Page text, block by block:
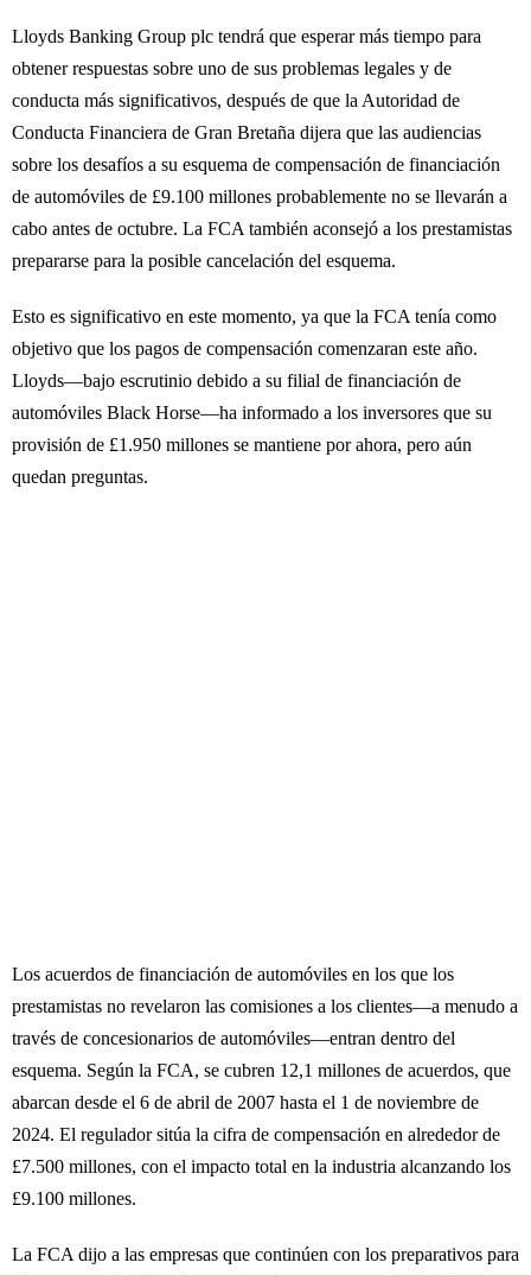
Lloyds Banking Group plc tendrá que esperar más tiempo para
obtener respuestas sobre uno de sus problemas legales y de
conducta más significativos, después de que la Autoridad de
Conducta Financiera de Gran Bretaña dijera que las audiencias
sobre los desafíos a su esquema de compensación de financiación
de automóviles de £9.100 millones probablemente no se llevarán a
cabo antes de octubre. La FCA también aconsejó a los prestamistas
prepararse para la posible cancelación del esquema.
Esto es significativo en este momento, ya que la FCA tenía como
objetivo que los pagos de compensación comenzaran este año.
Lloyds—bajo escrutinio debido a su filial de financiación de
automóviles Black Horse—ha informado a los inversores que su
provisión de £1.950 millones se mantiene por ahora, pero aún
quedan preguntas.
Los acuerdos de financiación de automóviles en los que los
prestamistas no revelaron las comisiones a los clientes—a menudo a
través de concesionarios de automóviles—entran dentro del
esquema. Según la FCA, se cubren 12,1 millones de acuerdos, que
abarcan desde el 6 de abril de 2007 hasta el 1 de noviembre de
2024. El regulador sitúa la cifra de compensación en alrededor de
£7.500 millones, con el impacto total en la industria alcanzando los
£9.100 millones.
La FCA dijo a las empresas que continúen con los preparativos para